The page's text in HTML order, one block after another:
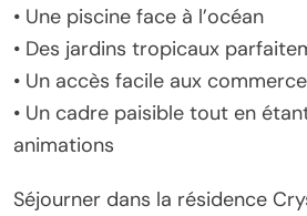
• Une piscine face à l’océan
• Des jardins tropicaux
• Un accès facile aux
• Un cadre paisible tout en
animations
Séjourner dans la résidence